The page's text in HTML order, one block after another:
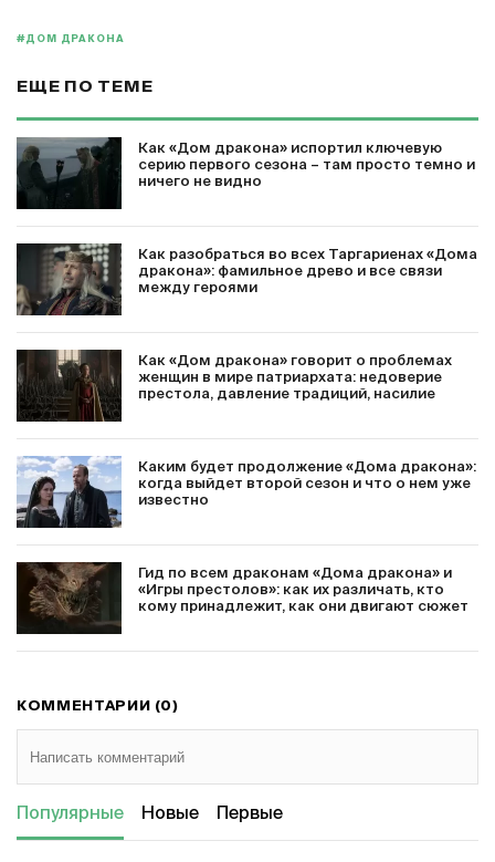
#ДОМ ДРАКОНА
ЕЩЕ ПО ТЕМЕ
Как «Дом дракона» испортил ключевую
серию первого сезона – там просто темно и
ничего не видно
Как разобраться во всех Таргариенах «Дома
дракона»: фамильное древо и все связи
между героями
Как «Дом дракона» говорит о проблемах
женщин в мире патриархата: недоверие
престола, давление традиций, насилие
Каким будет продолжение «Дома дракона»:
когда выйдет второй сезон и что о нем уже
известно
Гид по всем драконам «Дома дракона» и
«Игры престолов»: как их различать, кто
кому принадлежит, как они двигают сюжет
КОММЕНТАРИИ (0)
Популярные Новые Первые